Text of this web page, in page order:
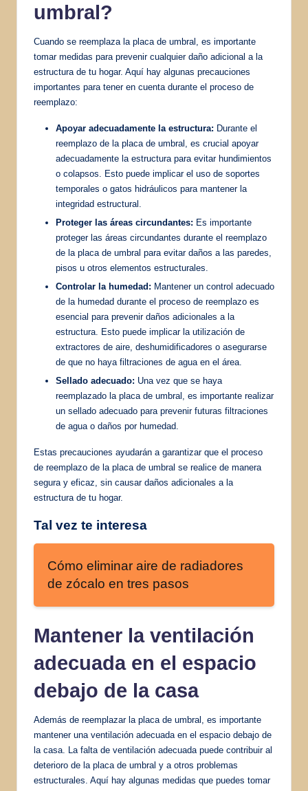
umbral?
Cuando se reemplaza la placa de umbral, es importante
tomar medidas para prevenir cualquier daño adicional a la
estructura de tu hogar. Aquí hay algunas precauciones
importantes para tener en cuenta durante el proceso de
reemplazo:
Apoyar adecuadamente la estructura: Durante el
reemplazo de la placa de umbral, es crucial apoyar
adecuadamente la estructura para evitar hundimientos
o colapsos. Esto puede implicar el uso de soportes
temporales o gatos hidráulicos para mantener la
integridad estructural.
Proteger las áreas circundantes: Es importante
proteger las áreas circundantes durante el reemplazo
de la placa de umbral para evitar daños a las paredes,
pisos u otros elementos estructurales.
Controlar la humedad: Mantener un control adecuado
de la humedad durante el proceso de reemplazo es
esencial para prevenir daños adicionales a la
estructura. Esto puede implicar la utilización de
extractores de aire, deshumidificadores o asegurarse
de que no haya filtraciones de agua en el área.
Sellado adecuado: Una vez que se haya
reemplazado la placa de umbral, es importante realizar
un sellado adecuado para prevenir futuras filtraciones
de agua o daños por humedad.
Estas precauciones ayudarán a garantizar que el proceso
de reemplazo de la placa de umbral se realice de manera
segura y eficaz, sin causar daños adicionales a la
estructura de tu hogar.
Tal vez te interesa
Cómo eliminar aire de radiadores
de zócalo en tres pasos
Mantener la ventilación
adecuada en el espacio
debajo de la casa
Además de reemplazar la placa de umbral, es importante
mantener una ventilación adecuada en el espacio debajo de
la casa. La falta de ventilación adecuada puede contribuir al
deterioro de la placa de umbral y a otros problemas
estructurales. Aquí hay algunas medidas que puedes tomar